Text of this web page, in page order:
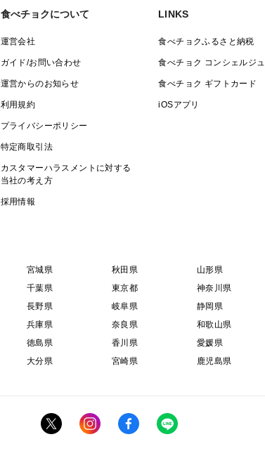
食べチョクについて
運営会社
ガイド/お問い合わせ
運営からのお知らせ
利用規約
プライバシーポリシー
特定商取引法
カスタマーハラスメントに対する
当社の考え方
採用情報
LINKS
食べチョクふるさと納税
食べチョク コンシェルジュ
食べチョク ギフトカード
iOSアプリ
宮城県 秋田県 山形県
千葉県 東京都 神奈川県
長野県 岐阜県 静岡県
兵庫県 奈良県 和歌山県
徳島県 香川県 愛媛県
大分県 宮崎県 鹿児島県